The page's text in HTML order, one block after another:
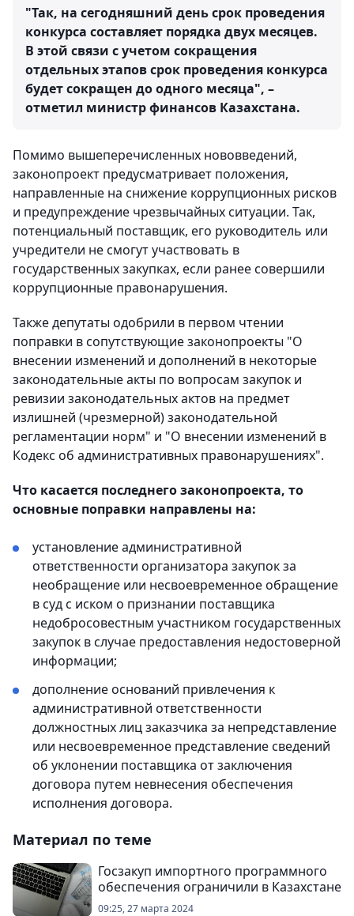
"Так, на сегодняшний день срок проведения
конкурса составляет порядка двух месяцев.
В этой связи с учетом сокращения
отдельных этапов срок проведения конкурса
будет сокращен до одного месяца", –
отметил министр финансов Казахстана.
Помимо вышеперечисленных нововведений,
законопроект предусматривает положения,
направленные на снижение коррупционных рисков
и предупреждение чрезвычайных ситуации. Так,
потенциальный поставщик, его руководитель или
учредители не смогут участвовать в
государственных закупках, если ранее совершили
коррупционные правонарушения.
Также депутаты одобрили в первом чтении
поправки в сопутствующие законопроекты "О
внесении изменений и дополнений в некоторые
законодательные акты по вопросам закупок и
ревизии законодательных актов на предмет
излишней (чрезмерной) законодательной
регламентации норм" и "О внесении изменений в
Кодекс об административных правонарушениях".
Что касается последнего законопроекта, то
основные поправки направлены на:
установление административной
ответственности организатора закупок за
необращение или несвоевременное обращение
в суд с иском о признании поставщика
недобросовестным участником государственных
закупок в случае предоставления недостоверной
информации;
дополнение оснований привлечения к
административной ответственности
должностных лиц заказчика за непредставление
или несвоевременное представление сведений
об уклонении поставщика от заключения
договора путем невнесения обеспечения
исполнения договора.
Материал по теме
Госзакуп импортного программного
обеспечения ограничили в Казахстане
09:25, 27 марта 2024